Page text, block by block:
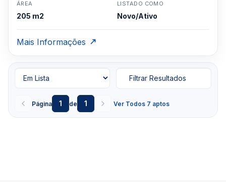
ÁREA
205 m2
LISTADO COMO
Novo/Ativo
Mais Informações
Página 1 de 1 Ver Todos 7 aptos
Filtrar Resultados